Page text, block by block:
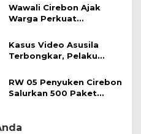
Wawali Cirebon Ajak
Warga Perkuat
Momentum Harjad ke-
599
Kasus Video Asusila
Terbongkar, Pelaku
Korban Baru
RW 05 Penyuken Cirebon
Salurkan 500 Paket